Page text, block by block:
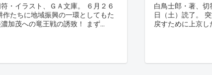
・イラスト、ＧＡ文庫。 ６月２６
作たちに地域振興の一環としてもた
加茂への竜王戦の誘致！ まず
白鳥士郎・著、
日（土）読了。
戻すために上京